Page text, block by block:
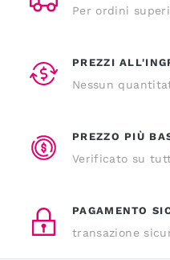
Per ordini
PREZZI
Nessun
PREZZO PIÙ
Verificato su
PAGAMENTO
transazione